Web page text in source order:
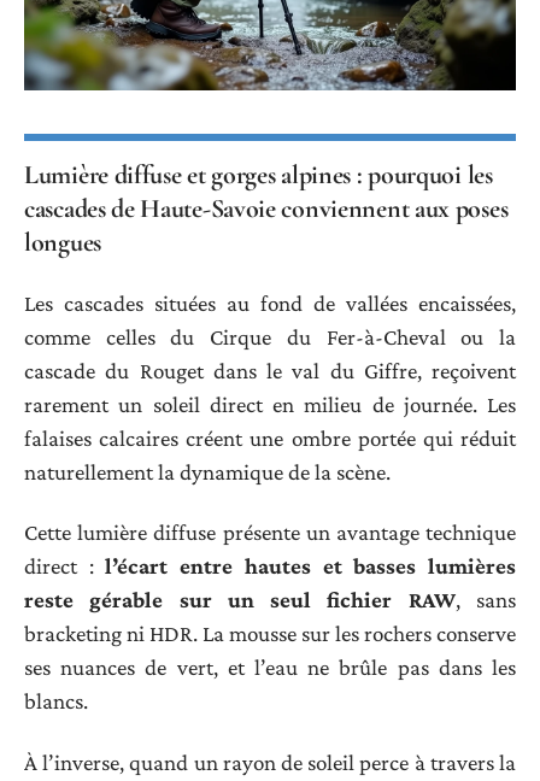
Lumière diffuse et gorges alpines : pourquoi les
cascades de Haute-Savoie conviennent aux poses
longues
Les cascades situées au fond de vallées encaissées,
comme celles du Cirque du Fer-à-Cheval ou la
cascade du Rouget dans le val du Giffre, reçoivent
rarement un soleil direct en milieu de journée. Les
falaises calcaires créent une ombre portée qui réduit
naturellement la dynamique de la scène.
Cette lumière diffuse présente un avantage technique
direct :l’écart entre hautes et basses lumières
reste gérable sur un seul fichier RAW, sans
bracketing ni HDR. La mousse sur les rochers conserve
ses nuances de vert, et l’eau ne brûle pas dans les
blancs.
À l’inverse, quand un rayon de soleil perce à travers la